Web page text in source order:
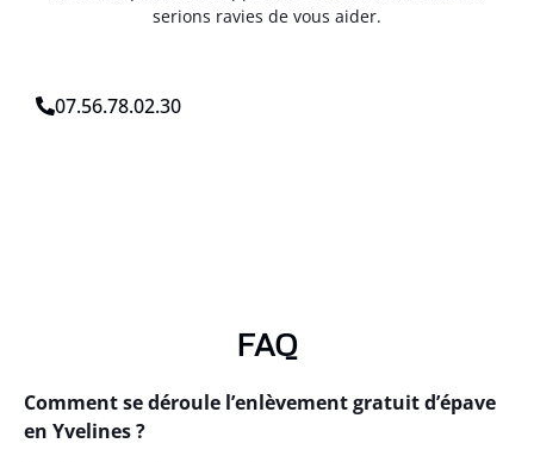
serions ravies de vous aider.
07.56.78.02.30
FAQ
Comment se déroule l’enlèvement gratuit d’épave
en Yvelines ?